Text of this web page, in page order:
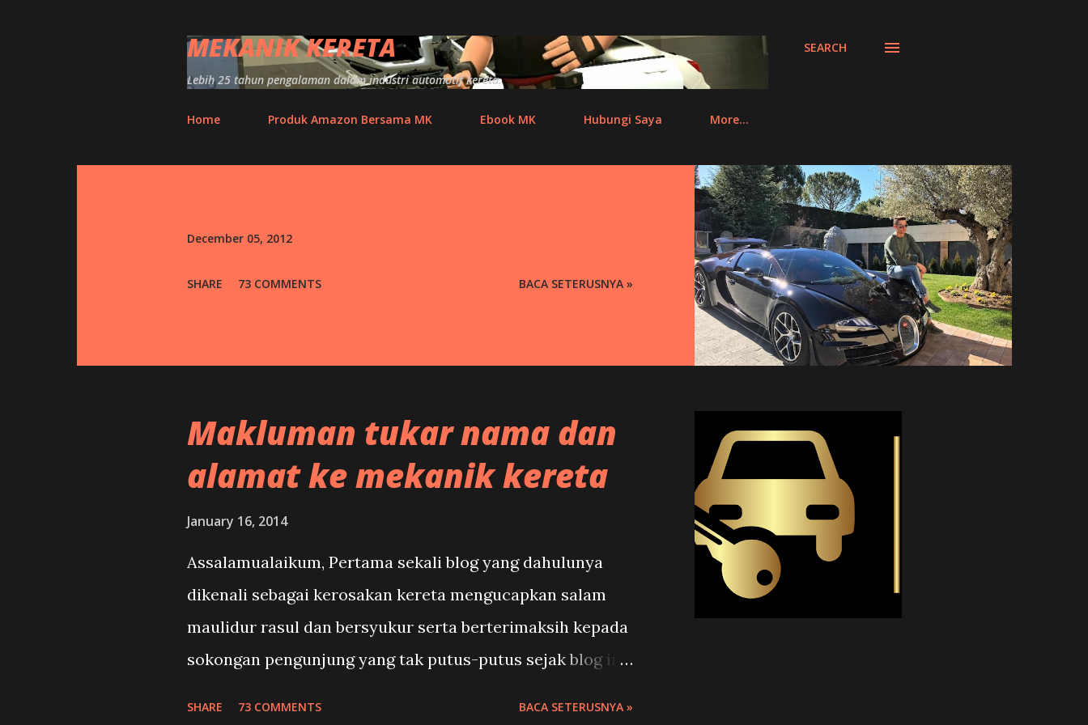
MEKANIK KERETA
Lebih 25 tahun pengalaman dalam industri automotif kereta.
SEARCH
Home Produk Amazon Bersama MK Ebook MK Hubungi Saya More…
December 05, 2012
SHARE 73 COMMENTS BACA SETERUSNYA »
Makluman tukar nama dan
alamat ke mekanik kereta
January 16, 2014
Assalamualaikum, Pertama sekali blog yang dahulunya
dikenali sebagai kerosakan kereta mengucapkan salam
maulidur rasul dan bersyukur serta berterimaksih kepada
sokongan pengunjung yang tak putus-putus sejak blog ini
SHARE 73 COMMENTS BACA SETERUSNYA »